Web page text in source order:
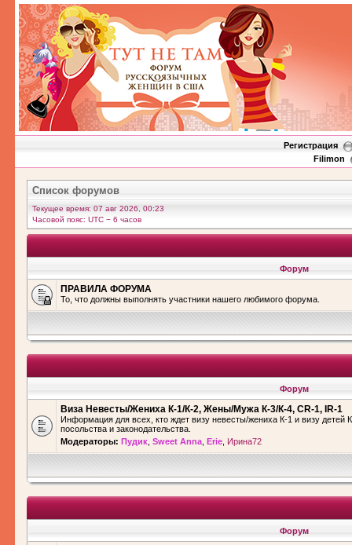
Регистрация
Filimon
Список форумов
Текущее время: 07 авг 2026, 00:23
Часовой пояс: UTC − 6 часов
Форум
ПРАВИЛА ФОРУМА
То, что должны выполнять участники нашего любимого форума.
Форум
Виза Невесты/Жениха К-1/К-2, Жены/Мужа К-3/К-4, CR-1, IR-1
Информация для всех, кто ждет визу невесты/жениха К-1 и визу
посольства и законодательства.
Модераторы: Пудик Sweet Anna Erie Ирина72
Форум